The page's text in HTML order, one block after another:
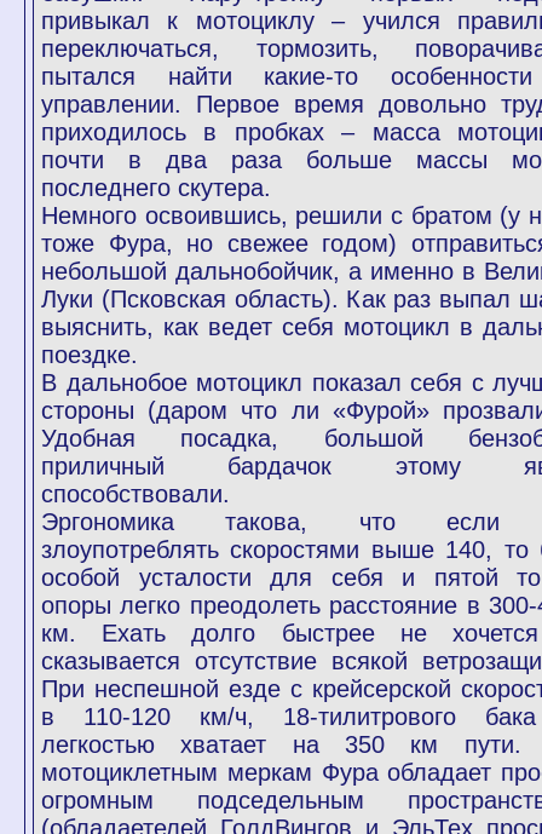
привыкал к мотоциклу – учился
переключаться, тормозить,
пытался найти какие-то
управлении. Первое время довольно
приходилось в пробках – масса
почти в два раза больше массы
последнего скутера.
Немного освоившись, решили с братом (у
тоже Фура, но свежее годом)
небольшой дальнобойчик, а именно в
Луки (Псковская область). Как раз выпал
выяснить, как ведет себя мотоцикл в
поездке.
В дальнобое мотоцикл показал себя с
стороны (даром что ли «Фурой»
Удобная посадка, большой
приличный бардачок этому
способствовали.
Эргономика такова, что если
злоупотреблять скоростями выше 140, то
особой усталости для себя и пятой
опоры легко преодолеть расстояние в
км. Ехать долго быстрее не
сказывается отсутствие всякой
При неспешной езде с крейсерской
в 110-120 км/ч, 18-тилитрового
легкостью хватает на 350 км пути.
мотоциклетным меркам Фура обладает
огромным подседельным
(обладаетелей ГолдВингов и ЭльТех